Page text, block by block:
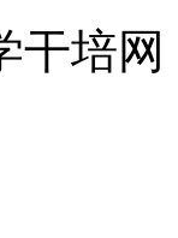
干培网